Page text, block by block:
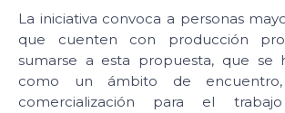
La iniciativa convoca a personas
que cuenten con producción
sumarse a esta propuesta, que se
como un ámbito de
comercialización para el